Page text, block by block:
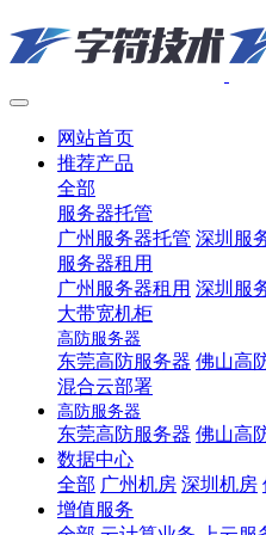
网站首页
推荐产品
全部
服务器托管
广州服务器托管 深圳服
服务器租用
广州服务器租用 深圳服
大带宽机柜
高防服务器
东莞高防服务器 佛山高
混合云部署
高防服务器
东莞高防服务器 佛山高
数据中心
全部 广州机房 深圳机房
增值服务